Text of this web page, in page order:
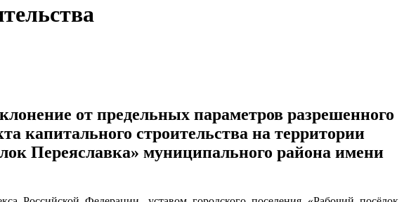
от предельных параметров разрешенного
капитального строительства на территории
Переяславка» муниципального района имени